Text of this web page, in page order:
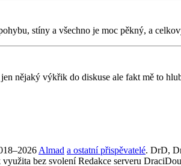
stíny a všechno je moc pěkný, a
nějaký výkřik do diskuse ale fakt mě to
Almad a ostatní přispěvatelé. DrD,
bez svolení Redakce serveru